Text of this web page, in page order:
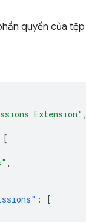
quyền của tệp
Extension" ,
[
,
:
[